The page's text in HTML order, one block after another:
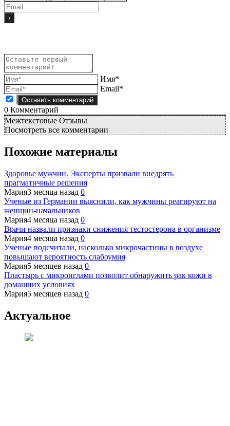
Имя*
Email*
0 Комментарий
Межтекстовые Отзывы
Посмотреть все комментарии
Похожие материалы
Здоровье мужчин. Эксперты призвали внедрять
прагматичные решения
Мария3 месяца назад 0
Ученые из Германии выяснили, как мужчины реагируют на
женщин-начальников
Мария4 месяца назад 0
Врачи назвали признаки снижения тестостерона в организме
Мария4 месяца назад 0
Ученые подсчитали, насколько микрочастицы в воздухе
повышают вероятность слабоумия
Мария5 месяцев назад 0
Пластырь с микроиглами позволит обнаружить рак кожи в
домашних условиях
Мария5 месяцев назад 0
Актуальное